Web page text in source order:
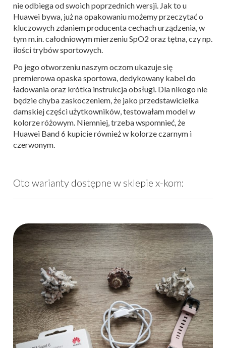
nie odbiega od swoich poprzednich wersji. Jak to u
Huawei bywa, już na opakowaniu możemy przeczytać o
kluczowych zdaniem producenta cechach urządzenia, w
tym m.in. całodniowym mierzeniu SpO2 oraz tętna, czy np.
ilości trybów sportowych.
Po jego otworzeniu naszym oczom ukazuje się
premierowa opaska sportowa, dedykowany kabel do
ładowania oraz krótka instrukcja obsługi. Dla nikogo nie
będzie chyba zaskoczeniem, że jako przedstawicielka
damskiej części użytkowników, testowałam model w
kolorze różowym. Niemniej, trzeba wspomnieć, że
Huawei Band 6 kupicie również w kolorze czarnym i
czerwonym.
Oto warianty dostępne w sklepie x-kom: